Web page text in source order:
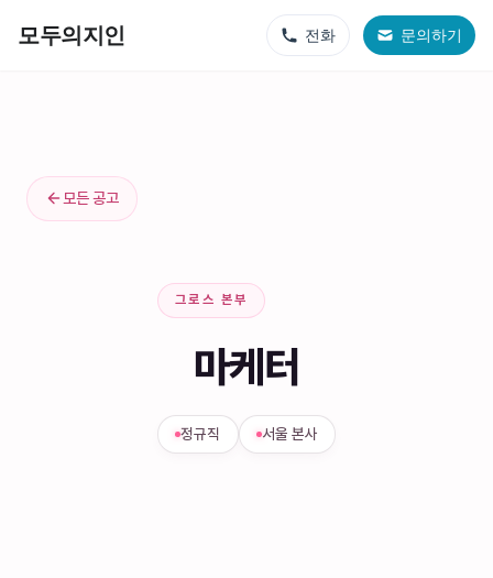
모두의지인 - 프리미엄 결혼정보회사
모두의지인 전화 문의하기
모든 공고
그로스 본부
마케터
정규직 서울 본사